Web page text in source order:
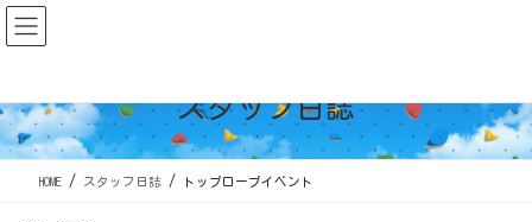
コ
ン
ツ
に
移
ナ
ビ
シ
ョ
ン
スタッフ日誌
HOME スタッフ日誌 トップロープイベント